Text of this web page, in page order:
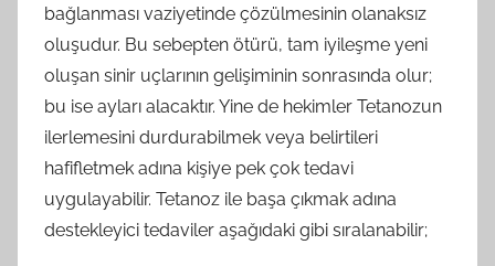
bağlanması vaziyetinde çözülmesinin olanaksız
oluşudur. Bu sebepten ötürü, tam iyileşme yeni
oluşan sinir uçlarının gelişiminin sonrasında olur;
bu ise ayları alacaktır. Yine de hekimler Tetanozun
ilerlemesini durdurabilmek veya belirtileri
hafifletmek adına kişiye pek çok tedavi
uygulayabilir. Tetanoz ile başa çıkmak adına
destekleyici tedaviler aşağıdaki gibi sıralanabilir;